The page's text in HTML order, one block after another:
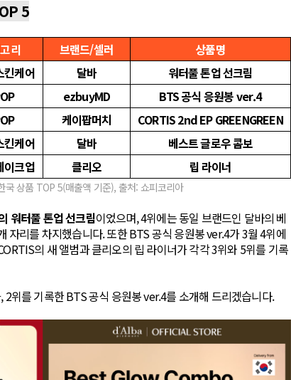
5
리 브랜드/셀러
상품명
킨케어 달바
워터풀 톤업 선크림
ezbuyMD
BTS 공식 응원봉 ver.4
케이팝머치
CORTIS 2nd EP GREENGREEN
킨케어 달바
베스트 글로우 콤보
이크업 클리오 립 라이너
국 상품 TOP 5(매출액 기준), 출처: 쇼피코리아
워터풀 톤업 선크림이었으며, 4위에는 동일 브랜드인 달바의 베
자리를 차지했습니다. 또한 BTS 공식 응원봉 ver.4가 3월 4위에
의 새 앨범과 클리오의 립 라이너가 각각 3위와 5위를 기록
위를 기록한 BTS 공식 응원봉 ver.4를 소개해 드리겠습니다.